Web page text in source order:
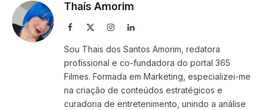
Thaís Amorim
Facebook InstagramLinkedIn
Sou Thais dos Santos Amorim, redatora
profissional e co-fundadora do portal 365
Filmes. Formada em Marketing, especializei-me
na criação de conteúdos estratégicos e
curadoria de entretenimento, unindo a análise